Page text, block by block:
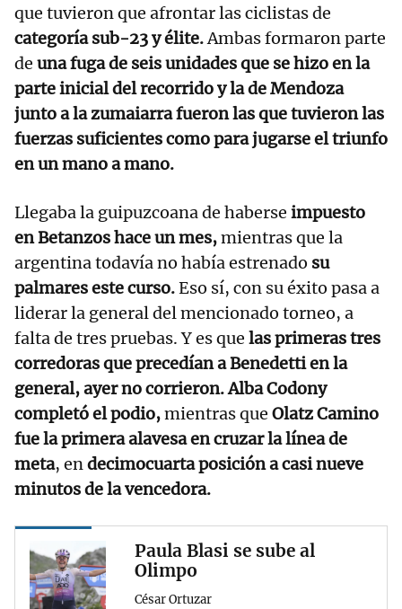
que tuvieron que afrontar las ciclistas de
categoría sub-23 y élite.Ambas formaron parte
de una fuga de seis unidades que se hizo en la
parte inicial del recorrido y la de Mendoza
junto a la zumaiarra fueron las que tuvieron las
fuerzas suficientes como para jugarse el triunfo
en un mano a mano.
Llegaba la guipuzcoana de haberse impuesto
en Betanzos hace un mes,mientras que la
argentina todavía no había estrenado su
palmares este curso.Eso sí, con su éxito pasa a
liderar la general del mencionado torneo, a
falta de tres pruebas. Y es que las primeras tres
corredoras que precedían a Benedetti en la
general, ayer no corrieron. Alba Codony
completó el podio,mientras que Olatz Camino
fue la primera alavesa en cruzar la línea de
meta, endecimocuarta posición a casi nueve
minutos de la vencedora.
Paula Blasi se sube al
Olimpo
César Ortuzar